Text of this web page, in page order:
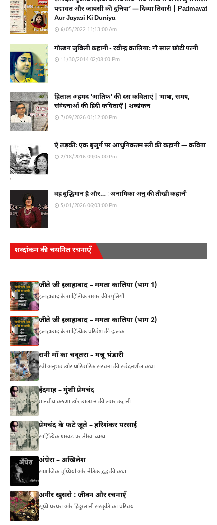
पद्मावत और जायसी की दुनिया’ — दिव्या तिवारी | Padmavat
Aur Jayasi Ki Duniya
6/05/2022 11:13:00 Am
गोल्डन जुबिली कहानी - रवीन्द्र कालिया: नौ साल छोटी पत्नी
11/30/2014 02:08:00 Pm
हिलाल अहमद 'आतिफ' की दस कविताएं | भाषा, समय,
संवेदनाओं की हिंदी कविताएँ | शब्दांकन
7/09/2026 01:12:00 Pm
ऐ लड़की: एक बुजुर्ग पर आधुनिकतम स्त्री की कहानी — कविता
2/18/2016 09:05:00 Pm
वह बुद्धिमान है और… : अनामिका अनु की तीखी कहानी
5/01/2026 06:03:00 Pm
शब्दांकन की चयनित रचनाएँ
जीते जी इलाहाबाद – ममता कालिया (भाग 1)
इलाहाबाद के साहित्यिक संसार की स्मृतियाँ
जीते जी इलाहाबाद – ममता कालिया (भाग 2)
इलाहाबाद के साहित्यिक परिवेश की झलक
रानी माँ का चबूतरा – मन्नू भंडारी
स्त्री अनुभव और पारिवारिक संरचना की संवेदनशील कथा
ईदगाह – मुंशी प्रेमचंद
मानवीय करुणा और बालमन की अमर कहानी
प्रेमचंद के फटे जूते – हरिशंकर परसाई
साहित्यिक पाखंड पर तीखा व्यंग्य
अंधेरा – अखिलेश
सामाजिक चुप्पियों और नैतिक द्वंद्व की कथा
अमीर खुसरो : जीवन और रचनाएँ
सूफ़ी परंपरा और हिंदुस्तानी संस्कृति का परिचय